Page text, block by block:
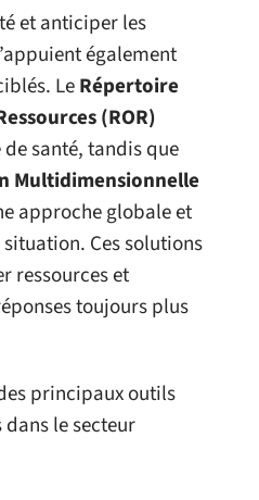
et anticiper les
également
LeRépertoire
(ROR)
santé, tandis que
Multidimensionnelle
approche globale et
Ces solutions
ressources et
toujours plus
principaux outils
le secteur